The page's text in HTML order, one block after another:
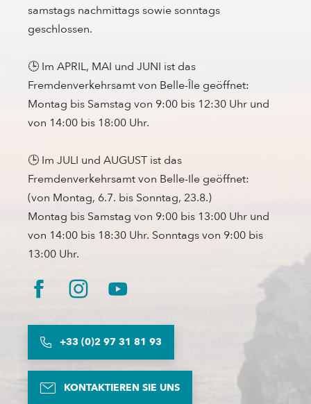
samstags nachmittags sowie sonntags
geschlossen.
🕒 Im APRIL, MAI und JUNI ist das
Fremdenverkehrsamt von Belle-Île geöffnet:
Montag bis Samstag von 9:00 bis 12:30 Uhr und
von 14:00 bis 18:00 Uhr.
🕒 Im JULI und AUGUST ist das
Fremdenverkehrsamt von Belle-Ile geöffnet:
(von Montag, 6.7. bis Sonntag, 23.8.)
Montag bis Samstag von 9:00 bis 13:00 Uhr und
von 14:00 bis 18:30 Uhr. Sonntags von 9:00 bis
13:00 Uhr.
+33 (0)2 97 31 81 93
KONTAKTIEREN SIE UNS